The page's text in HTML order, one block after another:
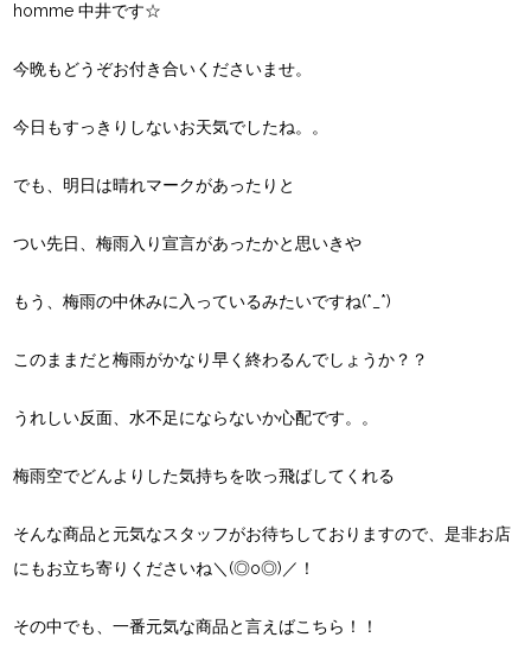
homme 中井です☆
今晩もどうぞお付き合いくださいませ。
今日もすっきりしないお天気でしたね。。
でも、明日は晴れマークがあったりと
つい先日、梅雨入り宣言があったかと思いきや
もう、梅雨の中休みに入っているみたいですね(*_*)
このままだと梅雨がかなり早く終わるんでしょうか？？
うれしい反面、水不足にならないか心配です。。
梅雨空でどんよりした気持ちを吹っ飛ばしてくれる
そんな商品と元気なスタッフがお待ちしておりますので、是非お店
にもお立ち寄りくださいね＼(◎o◎)／！
その中でも、一番元気な商品と言えばこちら！！